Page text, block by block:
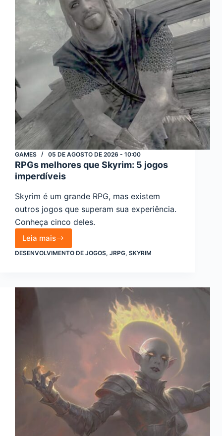
Imperdíveis
GAMES 05 DE AGOSTO DE 2026 - 10:00
RPGs melhores que Skyrim: 5 jogos
imperdíveis
Skyrim é um grande RPG, mas existem
outros jogos que superam sua experiência.
Conheça cinco deles.
Leia mais
RPGs
melhores
5
DESENVOLVIMENTO DE JOGOS, JRPG, SKYRIM